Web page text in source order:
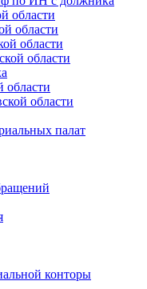
области
области
области
области
области
палат
конторы